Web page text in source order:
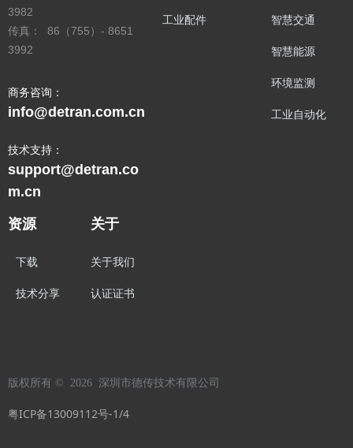
版权所有 ©  2026 深圳市德传技术有限公司
3982
传真： 86（755）- 8651
3992
商务咨询：
info@detran.com.cn
技术支持：
support@detran.co
m.cn
工业配件 智慧交通
智慧能源
环境监测
工业自动化
资源
下载
技术分享
关于
关于我们
认证证书
粤ICP备13009112号-1/4